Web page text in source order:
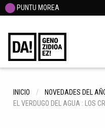
PUNTU MOREA
INICIO
NOVEDADES DEL
EL VERDUGO DEL AGUA : LOS